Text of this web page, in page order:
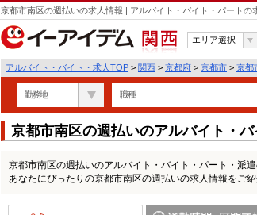
京都市南区の週払いの求人情報 | アルバイト・バイト・パートの
関西
エリア選択
アルバイト・バイト・求人TOP > 関西 > 京都府 > 京都市 > 京都
勤務地 職種
京都市南区の週払いのアルバイト・
京都市南区の週払いのアルバイト・バイト・パート・派
あなたにぴったりの京都市南区の週払いの求人情報をご紹